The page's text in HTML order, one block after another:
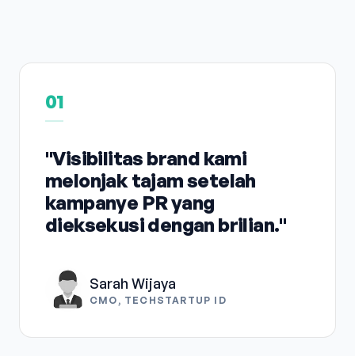
01
"Visibilitas brand kami
melonjak tajam setelah
kampanye PR yang
dieksekusi dengan brilian."
Sarah Wijaya
CMO, TECHSTARTUP ID